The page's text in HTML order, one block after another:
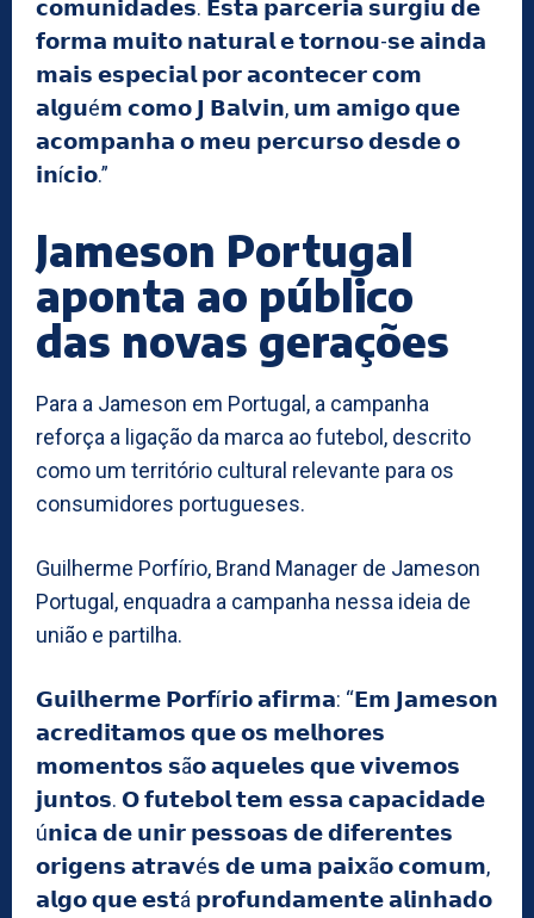
𝗰𝗼𝗺𝘂𝗻𝗶𝗱𝗮𝗱𝗲𝘀. 𝗘𝘀𝘁𝗮 𝗽𝗮𝗿𝗰𝗲𝗿𝗶𝗮 𝘀𝘂𝗿𝗴𝗶𝘂 𝗱𝗲
𝗳𝗼𝗿𝗺𝗮 𝗺𝘂𝗶𝘁𝗼 𝗻𝗮𝘁𝘂𝗿𝗮𝗹 𝗲 𝘁𝗼𝗿𝗻𝗼𝘂-𝘀𝗲 𝗮𝗶𝗻𝗱𝗮
𝗺𝗮𝗶𝘀 𝗲𝘀𝗽𝗲𝗰𝗶𝗮𝗹 𝗽𝗼𝗿 𝗮𝗰𝗼𝗻𝘁𝗲𝗰𝗲𝗿 𝗰𝗼𝗺
𝗮𝗹𝗴𝘂é𝗺 𝗰𝗼𝗺𝗼 𝗝 𝗕𝗮𝗹𝘃𝗶𝗻, 𝘂𝗺 𝗮𝗺𝗶𝗴𝗼 𝗾𝘂𝗲
𝗮𝗰𝗼𝗺𝗽𝗮𝗻𝗵𝗮 𝗼 𝗺𝗲𝘂 𝗽𝗲𝗿𝗰𝘂𝗿𝘀𝗼 𝗱𝗲𝘀𝗱𝗲 𝗼
𝗶𝗻í𝗰𝗶𝗼.”
Jameson Portugal
aponta ao público
das novas gerações
Para a Jameson em Portugal, a campanha
reforça a ligação da marca ao futebol, descrito
como um território cultural relevante para os
consumidores portugueses.
Guilherme Porfírio, Brand Manager de Jameson
Portugal, enquadra a campanha nessa ideia de
união e partilha.
𝗚𝘂𝗶𝗹𝗵𝗲𝗿𝗺𝗲 𝗣𝗼𝗿𝗳í𝗿𝗶𝗼 𝗮𝗳𝗶𝗿𝗺𝗮: “𝗘𝗺 𝗝𝗮𝗺𝗲𝘀𝗼𝗻
𝗮𝗰𝗿𝗲𝗱𝗶𝘁𝗮𝗺𝗼𝘀 𝗾𝘂𝗲 𝗼𝘀 𝗺𝗲𝗹𝗵𝗼𝗿𝗲𝘀
𝗺𝗼𝗺𝗲𝗻𝘁𝗼𝘀 𝘀ã𝗼 𝗮𝗾𝘂𝗲𝗹𝗲𝘀 𝗾𝘂𝗲 𝘃𝗶𝘃𝗲𝗺𝗼𝘀
𝗷𝘂𝗻𝘁𝗼𝘀. 𝗢 𝗳𝘂𝘁𝗲𝗯𝗼𝗹 𝘁𝗲𝗺 𝗲𝘀𝘀𝗮 𝗰𝗮𝗽𝗮𝗰𝗶𝗱𝗮𝗱𝗲
ú𝗻𝗶𝗰𝗮 𝗱𝗲 𝘂𝗻𝗶𝗿 𝗽𝗲𝘀𝘀𝗼𝗮𝘀 𝗱𝗲 𝗱𝗶𝗳𝗲𝗿𝗲𝗻𝘁𝗲𝘀
𝗼𝗿𝗶𝗴𝗲𝗻𝘀 𝗮𝘁𝗿𝗮𝘃é𝘀 𝗱𝗲 𝘂𝗺𝗮 𝗽𝗮𝗶𝘅ã𝗼 𝗰𝗼𝗺𝘂𝗺,
𝗮𝗹𝗴𝗼 𝗾𝘂𝗲 𝗲𝘀𝘁á 𝗽𝗿𝗼𝗳𝘂𝗻𝗱𝗮𝗺𝗲𝗻𝘁𝗲 𝗮𝗹𝗶𝗻𝗵𝗮𝗱𝗼